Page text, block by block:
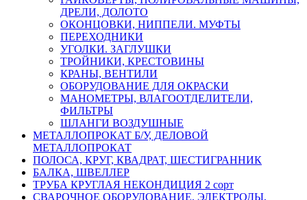
ДРЕЛИ, ДОЛОТО
ОКОНЦОВКИ, НИППЕЛИ. МУФТЫ
ПЕРЕХОДНИКИ
УГОЛКИ. ЗАГЛУШКИ
ТРОЙНИКИ, КРЕСТОВИНЫ
КРАНЫ, ВЕНТИЛИ
ОБОРУДОВАНИЕ ДЛЯ ОКРАСКИ
МАНОМЕТРЫ, ВЛАГООТДЕЛИТЕЛИ,
ФИЛЬТРЫ
ШЛАНГИ ВОЗДУШНЫЕ
МЕТАЛЛОПРОКАТ Б/У, ДЕЛОВОЙ
МЕТАЛЛОПРОКАТ
ПОЛОСА, КРУГ, КВАДРАТ, ШЕСТИГРАННИК
БАЛКА, ШВЕЛЛЕР
ТРУБА КРУГЛАЯ НЕКОНДИЦИЯ 2 сорт
СВАРОЧНОЕ ОБОРУДОВАНИЕ, ЭЛЕКТРОДЫ,